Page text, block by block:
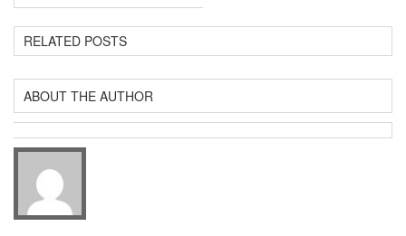
RELATED POSTS
ABOUT THE AUTHOR